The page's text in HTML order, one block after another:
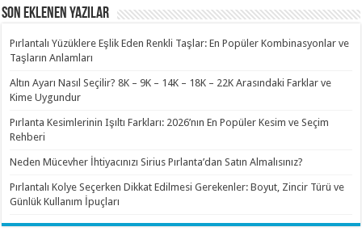
SON EKLENEN YAZILAR
Pırlantalı Yüzüklere Eşlik Eden Renkli Taşlar: En Popüler Kombinasyonlar ve
Taşların Anlamları
Altın Ayarı Nasıl Seçilir? 8K – 9K – 14K – 18K – 22K Arasındaki Farklar ve
Kime Uygundur
Pırlanta Kesimlerinin Işıltı Farkları: 2026’nın En Popüler Kesim ve Seçim
Rehberi
Neden Mücevher İhtiyacınızı Sirius Pırlanta’dan Satın Almalısınız?
Pırlantalı Kolye Seçerken Dikkat Edilmesi Gerekenler: Boyut, Zincir Türü ve
Günlük Kullanım İpuçları